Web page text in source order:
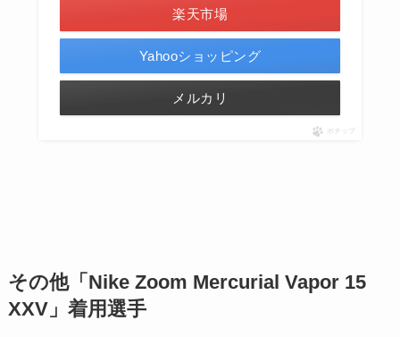
楽天市場
Yahooショッピング
メルカリ
ポチップ
その他「 Nike Zoom Mercurial Vapor 15
XXV」着用選手